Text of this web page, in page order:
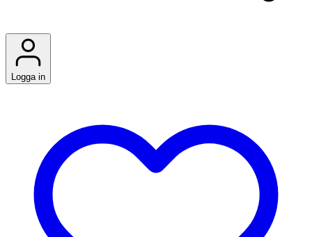
Logga in